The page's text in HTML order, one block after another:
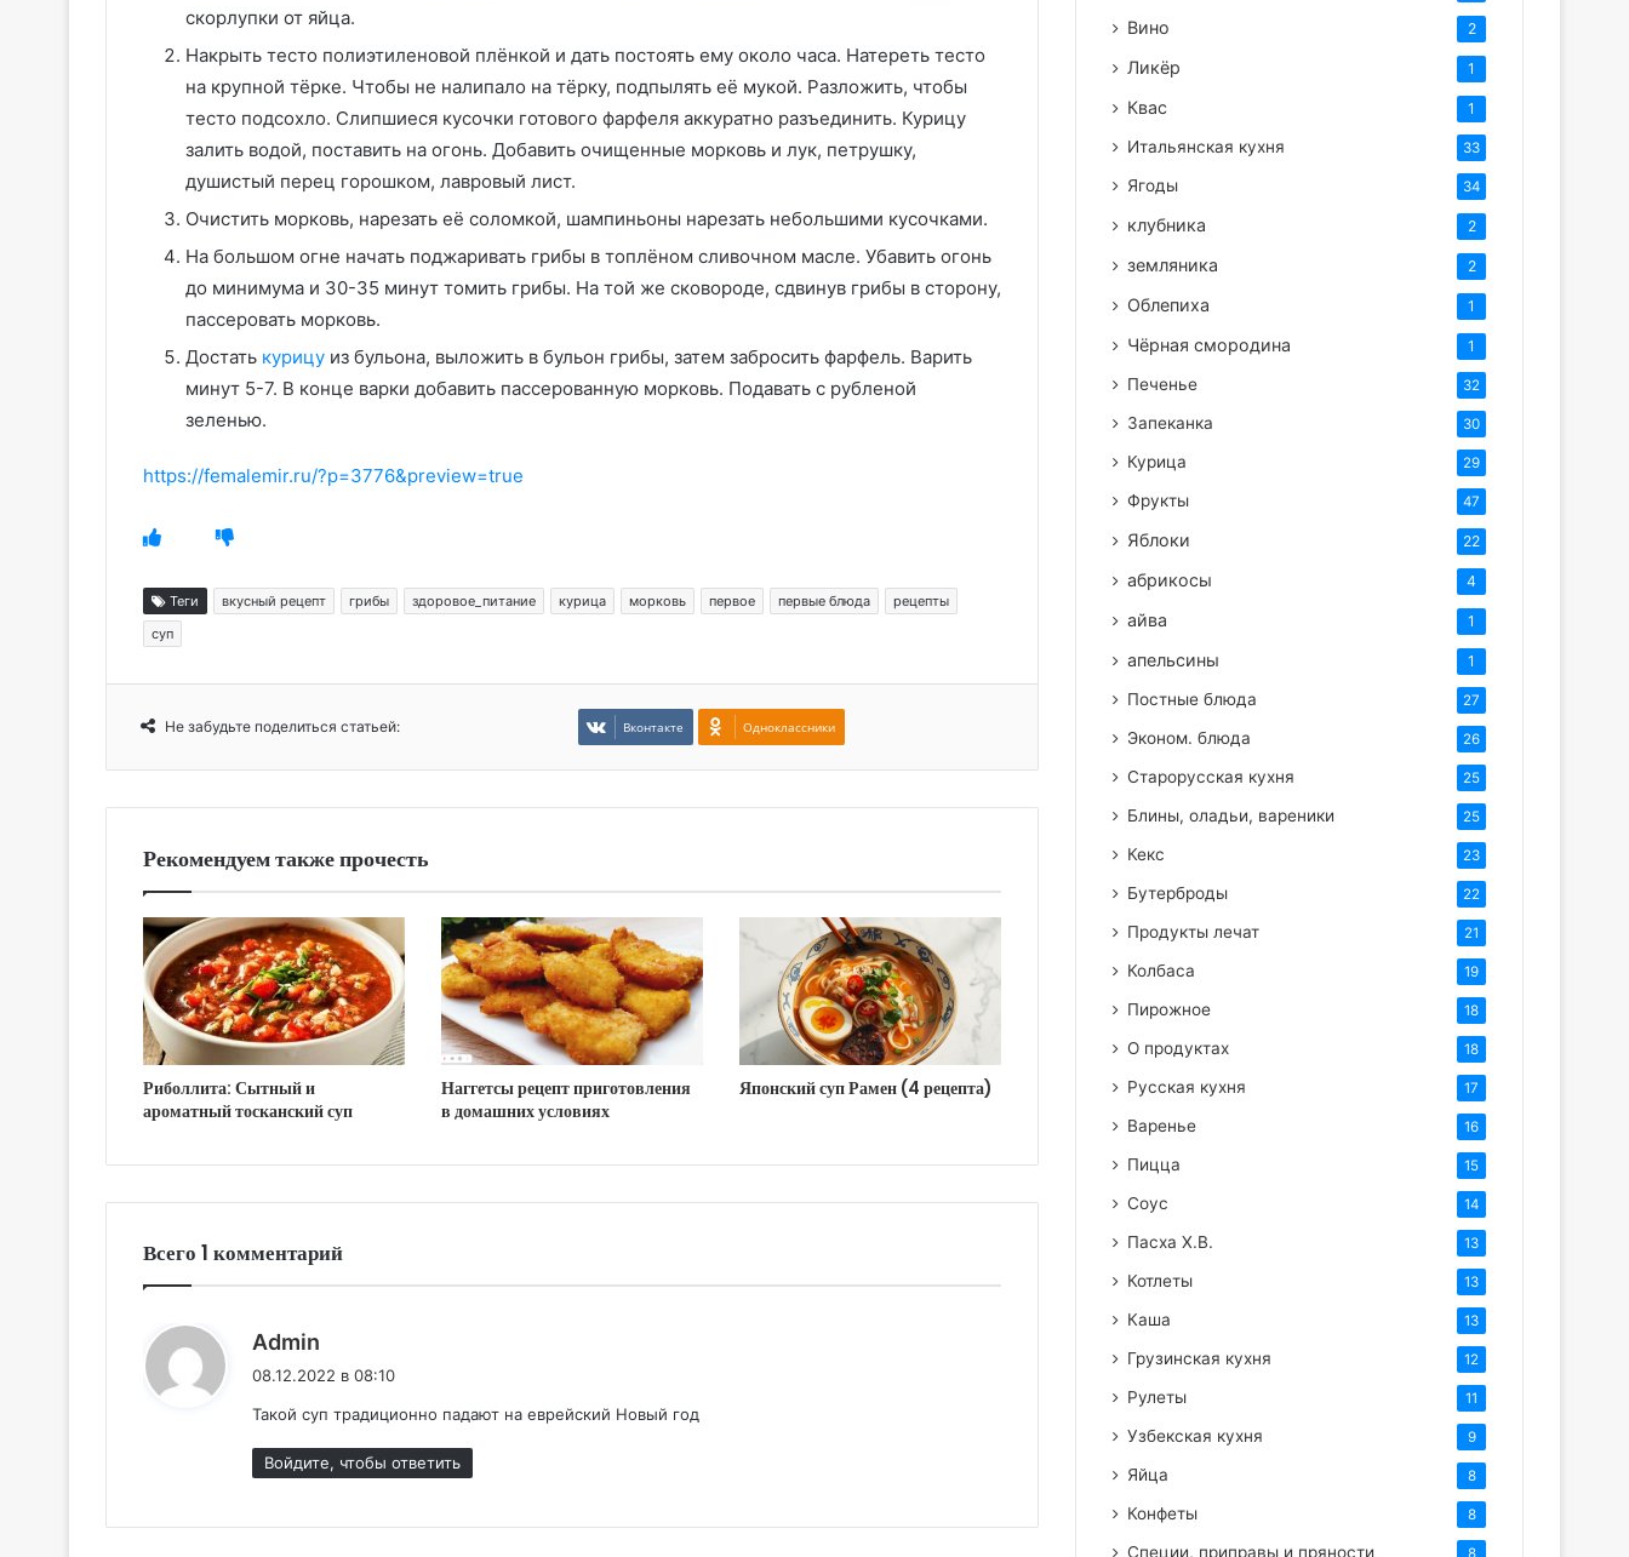
скорлупки от яйца.
Накрыть тесто полиэтиленовой плёнкой и дать постоять ему около часа. Натереть тесто
на крупной тёрке. Чтобы не налипало на тёрку, подпылять её мукой. Разложить, чтобы
тесто подсохло. Слипшиеся кусочки готового фарфеля аккуратно разъединить. Курицу
залить водой, поставить на огонь. Добавить очищенные морковь и лук, петрушку,
душистый перец горошком, лавровый лист.
Очистить морковь, нарезать её соломкой, шампиньоны нарезать небольшими кусочками.
На большом огне начать поджаривать грибы в топлёном сливочном масле. Убавить огонь
до минимума и 30-35 минут томить грибы. На той же сковороде, сдвинув грибы в сторону,
пассеровать морковь.
Достать курицу из бульона, выложить в бульон грибы, затем забросить фарфель. Варить
минут 5-7. В конце варки добавить пассерованную морковь. Подавать с рубленой
зеленью.
https://femalemir.ru/?p=3776&preview=true
Теги вкусный рецепт грибы здоровое_питание курица морковь первое первые блюда
рецепты
суп
Не забудьте поделиться статьей: Вконтакте Одноклассники
Рекомендуем также прочесть
Риболлита: Сытный и
ароматный тосканский суп
Наггетсы рецепт приготовления
в домашних условиях
Японский суп Рамен (4 рецепта)
Всего 1 комментарий
Admin
08.12.2022 в 08:10
Такой суп традиционно падают на еврейский Новый год
Войдите, чтобы ответить
Вино 2
Ликёр 1
Квас 1
Итальянская кухня 33
Ягоды 34
клубника 2
земляника 2
Облепиха 1
Чёрная смородина 1
Печенье 32
Запеканка 30
Курица 29
Фрукты 47
Яблоки 22
абрикосы 4
айва 1
апельсины 1
Постные блюда 27
Эконом. блюда 26
Старорусская кухня 25
Блины, оладьи, вареники 25
Кекс 23
Бутерброды 22
Продукты лечат 21
Колбаса 19
Пирожное 18
О продуктах 18
Русская кухня 17
Варенье 16
Пицца 15
Соус 14
Пасха Х.В. 13
Котлеты 13
Каша 13
Грузинская кухня 12
Рулеты 11
Узбекская кухня 9
Яйца 8
Конфеты 8
Специи, приправы и пряности 8